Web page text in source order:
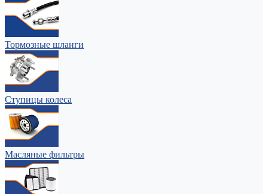
Тормозные шланги
Ступицы колеса
Масляные фильтры